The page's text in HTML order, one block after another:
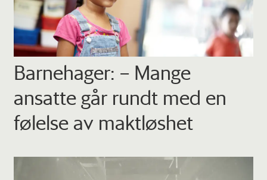
Barnehager: – Mange
ansatte går rundt med en
følelse av maktløshet